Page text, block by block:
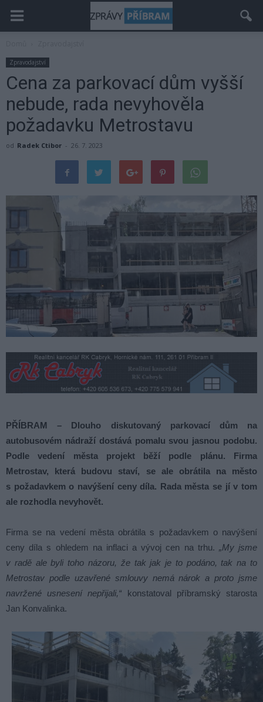
Zpravodajství
Cena za parkovací dům vyšší
nebude, rada nevyhověla
požadavku Metrostavu
od Radek Ctibor - 26. 7. 2023
PŘÍBRAM – Dlouho diskutovaný parkovací dům na
autobusovém nádraží dostává pomalu svou jasnou podobu.
Podle vedení města projekt běží podle plánu. Firma
Metrostav, která budovu staví, se ale obrátila na město
s požadavkem o navýšení ceny díla. Rada města se jí v tom
ale rozhodla nevyhovět.
Firma se na vedení města obrátila s požadavkem o navýšení
ceny díla s ohledem na inflaci a vývoj cen na trhu. „My jsme
v radě ale byli toho názoru, že tak jak je to podáno, tak na to
Metrostav podle uzavřené smlouvy nemá nárok a proto jsme
navržené usnesení nepřijali,“ konstatoval příbramský starosta
Jan Konvalinka.